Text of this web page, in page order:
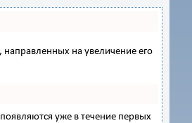
направленных на увеличение его
уже в течение первых